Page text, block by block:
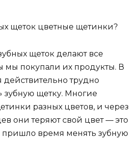
щеток цветные щетинки?
щеток делают все
мы покупали их продукты. В
трудно
зубную щетку. Многие
разных цветов, и через
они теряют свой цвет — это
пришло время менять зубную